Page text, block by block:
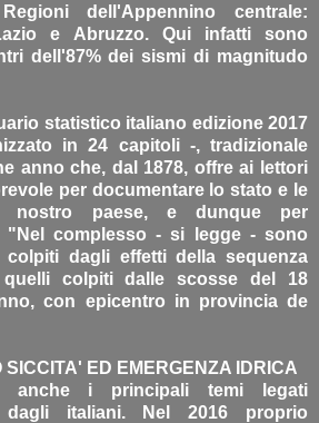
dell'Appennino centrale:
e Abruzzo. Qui infatti sono
dell'87% dei sismi di magnitudo
statistico italiano edizione 2017
in 24 capitoli -, tradizionale
anno che, dal 1878, offre ai lettori
per documentare lo stato e le
nostro paese, e dunque per
"Nel complesso - si legge - sono
dagli effetti della sequenza
quelli colpiti dalle scosse del 18
con epicentro in provincia de
SICCITA' ED EMERGENZA IDRICA
anche i principali temi legati
dagli italiani. Nel 2016 proprio